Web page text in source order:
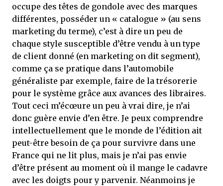
occupe des têtes de gondole avec des marques
différentes, posséder un « catalogue » (au sens
marketing du terme), c’est à dire un peu de
chaque style susceptible d’être vendu à un type
de client donné (en marketing on dit segment),
comme ça se pratique dans l’automobile
généraliste par exemple, faire de la trésorerie
pour le système grâce aux avances des libraires.
Tout ceci m’écœure un peu à vrai dire, je n’ai
donc guère envie d’en être. Je peux comprendre
intellectuellement que le monde de l’édition ait
peut-être besoin de ça pour survivre dans une
France qui ne lit plus, mais je n’ai pas envie
d’être présent au moment où il mange le cadavre
avec les doigts pour y parvenir. Néanmoins je